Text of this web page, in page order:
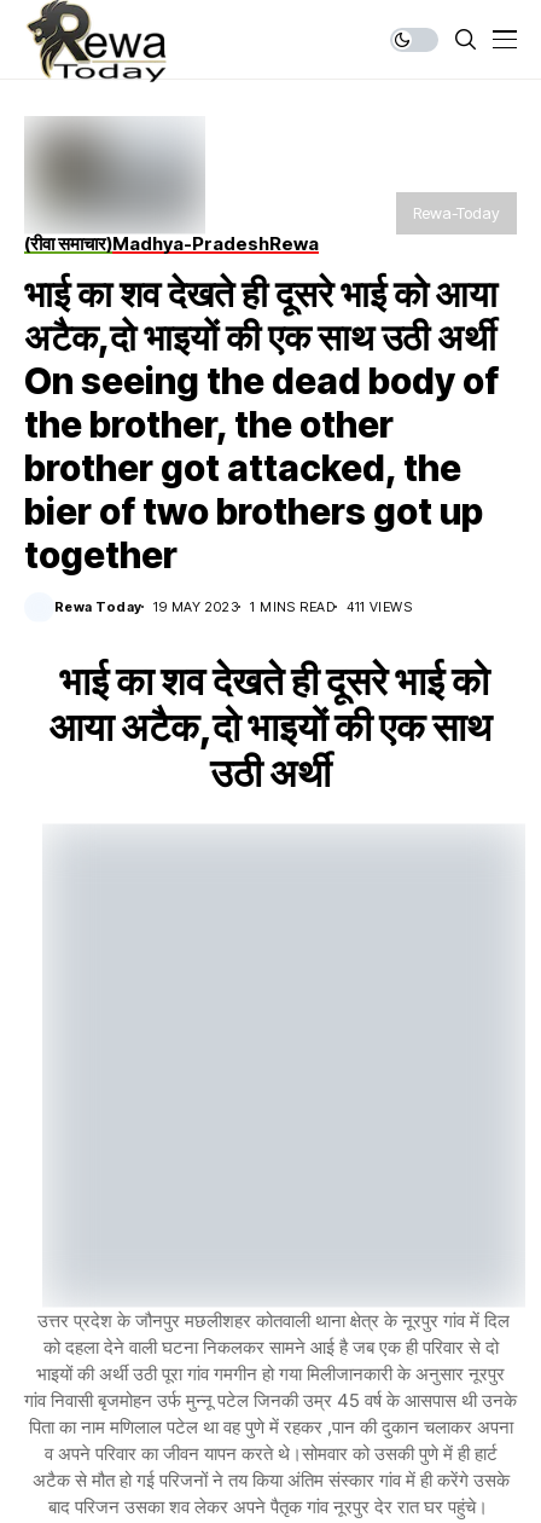
Rewa-Today
(रीवा समाचार)Madhya-PradeshRewa
भाई का शव देखते ही दूसरे भाई को आया
अटैक,दो भाइयों की एक साथ उठी अर्थी
On seeing the dead body of
the brother, the other
brother got attacked, the
bier of two brothers got up
together
Rewa Today 19 MAY 2023 1 MINS READ 411 VIEWS
भाई का शव देखते ही दूसरे भाई को
आया अटैक,दो भाइयों की एक साथ
उठी अर्थी
उत्तर प्रदेश के जौनपुर मछलीशहर कोतवाली थाना क्षेत्र के नूरपुर गांव में दिल
को दहला देने वाली घटना निकलकर सामने आई है जब एक ही परिवार से दो
भाइयों की अर्थी उठी पूरा गांव गमगीन हो गया मिलीजानकारी के अनुसार नूरपुर
गांव निवासी बृजमोहन उर्फ मुन्नू पटेल जिनकी उम्र 45 वर्ष के आसपास थी उनके
पिता का नाम मणिलाल पटेल था वह पुणे में रहकर ,पान की दुकान चलाकर अपना
व अपने परिवार का जीवन यापन करते थे।सोमवार को उसकी पुणे में ही हार्ट
अटैक से मौत हो गई परिजनों ने तय किया अंतिम संस्कार गांव में ही करेंगे उसके
बाद परिजन उसका शव लेकर अपने पैतृक गांव नूरपुर देर रात घर पहुंचे।